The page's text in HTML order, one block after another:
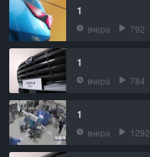
1
вчера 792
1
вчера 784
1
вчера 1292